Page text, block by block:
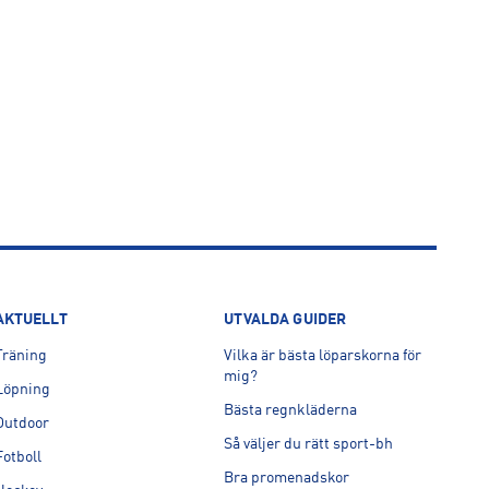
UTVALDA GUIDER
Vilka är bästa löparskorna för
mig?
Bästa regnkläderna
Så väljer du rätt sport-bh
Bra promenadskor